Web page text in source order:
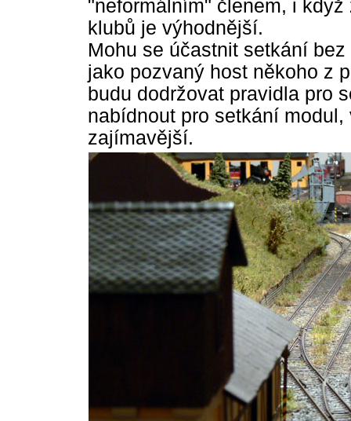
"neformálním" členem, i
klubů je výhodnější.
Mohu se účastnit setkání
jako pozvaný host někoho z
budu dodržovat pravidla pro
nabídnout pro setkání
zajímavější.